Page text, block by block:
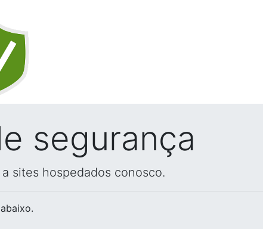
segurança
sites hospedados conosco.